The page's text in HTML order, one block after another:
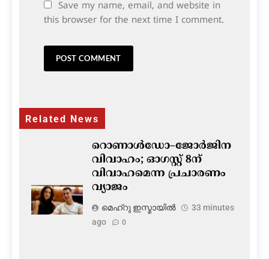
Save my name, email, and website in
this browser for the next time I comment.
Related News
റൊണാൾഡോ–ജോർജിന
വിവാഹം; ഓഗസ്റ്റ് 8ന്
വിവാഹമെന്ന പ്രചാരണം
വ്യാജം
മെഹ്റു ഇസ്മായില്‍
33 minutes
ago
0